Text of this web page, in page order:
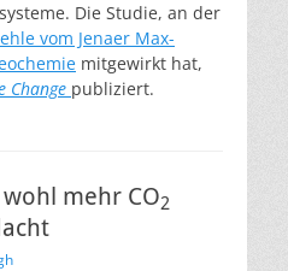
Die Studie, an der
vom Jenaer Max-
mitgewirkt hat,
Change publiziert.
mehr CO2